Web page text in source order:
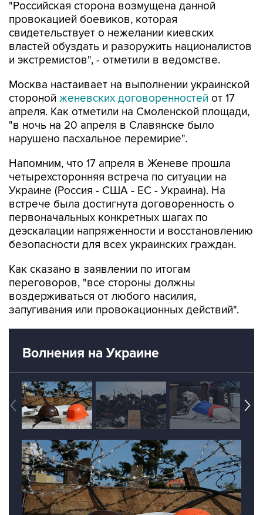
"Российская сторона возмущена данной
провокацией боевиков, которая
свидетельствует о нежелании киевских
властей обуздать и разоружить националистов
и экстремистов", - отметили в ведомстве.
Москва настаивает на выполнении украинской
стороной женевских договоренностей от 17
апреля. Как отметили на Смоленской площади,
"в ночь на 20 апреля в Славянске было
нарушено пасхальное перемирие".
Напомним, что 17 апреля в Женеве прошла
четырехсторонняя встреча по ситуации на
Украине (Россия - США - ЕС - Украина). На
встрече была достигнута договоренность о
первоначальных конкретных шагах по
деэскалации напряженности и восстановлению
безопасности для всех украинских граждан.
Как сказано в заявлении по итогам
переговоров, "все стороны должны
воздерживаться от любого насилия,
запугивания или провокационных действий".
Волнения на Украине